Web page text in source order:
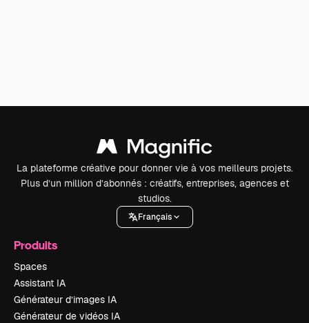
La plateforme créative pour donner vie à vos meilleurs projets.
Plus d’un million d’abonnés : créatifs, entreprises, agences et
studios.
Français
Produits
Spaces
Assistant IA
Générateur d’images IA
Générateur de vidéos IA